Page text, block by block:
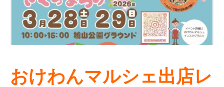
おけわんマルシェ出店レ